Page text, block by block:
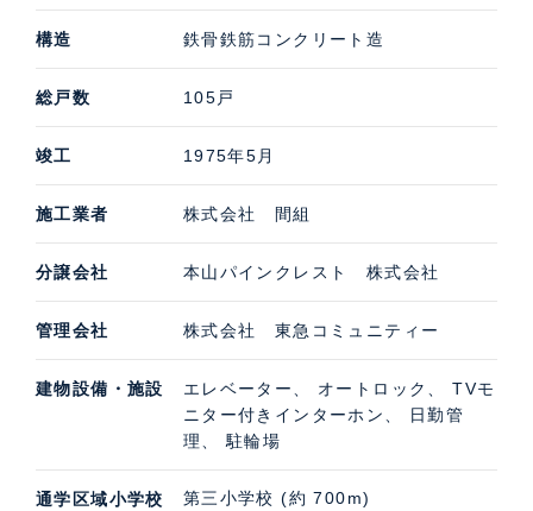
構造 鉄骨鉄筋コンクリート造
総戸数 105戸
竣工 1975年5月
施工業者 株式会社 間組
分譲会社 本山パインクレスト 株式会社
管理会社 株式会社 東急コミュニティー
建物設備・施設
エレベーター、 オートロック、 TVモ
ニター付きインターホン、 日勤管
理、 駐輪場
通学区域小学校 第三小学校 (約 700m)